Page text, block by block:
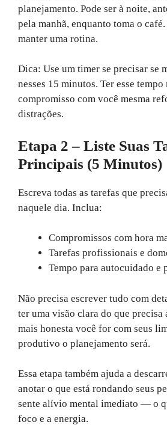
planejamento. Pode ser à noite,
pela manhã, enquanto toma o
manter uma rotina.
Dica: Use um timer se precisar se
nesses 15 minutos. Ter esse
compromisso com você mesma
distrações.
Etapa 2 – Liste Suas
Principais (5 Minutos)
Escreva todas as tarefas que
naquele dia. Inclua:
Compromissos com hora
Tarefas profissionais e
Tempo para autocuidado e
Não precisa escrever tudo com
ter uma visão clara do que precisa
mais honesta você for com seus
produtivo o planejamento será.
Essa etapa também ajuda a
anotar o que está rondando seus
sente alívio mental imediato — o
foco e a energia.